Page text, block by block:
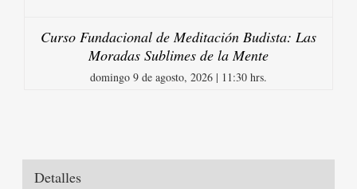
Curso Fundacional de Meditación Budista: Las
Moradas Sublimes de la Mente
domingo 9 de agosto, 2026 | 11:30 hrs.
Detalles